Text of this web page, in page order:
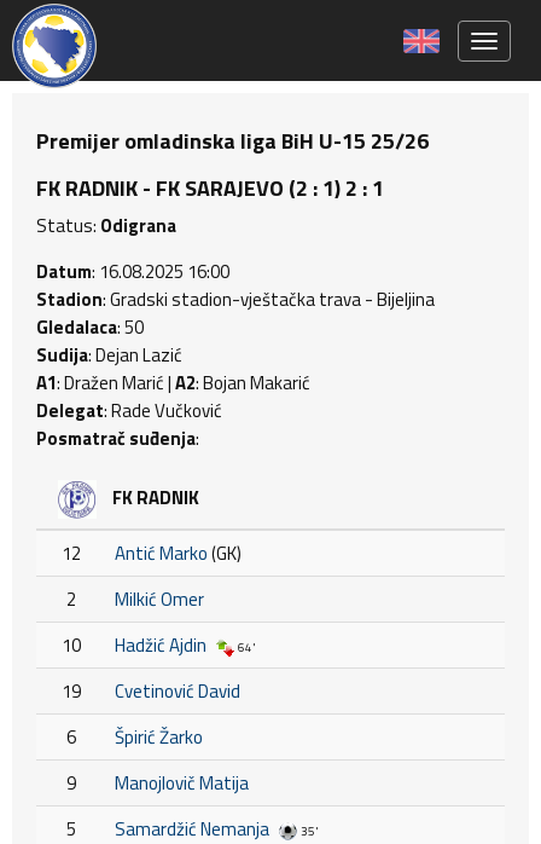
Premijer omladinska liga BiH U-15 25/26
FK RADNIK - FK SARAJEVO (2 : 1) 2 : 1
Status: Odigrana
Datum: 16.08.2025 16:00
Stadion: Gradski stadion-vještačka trava - Bijeljina
Gledalaca: 50
Sudija: Dejan Lazić
A1: Dražen Marić |A2: Bojan Makarić
Delegat: Rade Vučković
Posmatrač suđenja:
FK RADNIK
12 Antić Marko(GK)
2
Milkić Omer
10
Hadžić Ajdin 64'
19
Cvetinović David
6
Špirić Žarko
9
Manojlovič Matija
5
Samardžić Nemanja 35'